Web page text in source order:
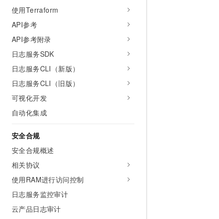
使用Terraform
API参考
API参考附录
日志服务SDK
日志服务CLI（新版）
日志服务CLI（旧版）
可视化开发
自动化集成
安全合规
安全合规概述
相关协议
使用RAM进行访问控制
日志服务监控审计
云产品日志审计